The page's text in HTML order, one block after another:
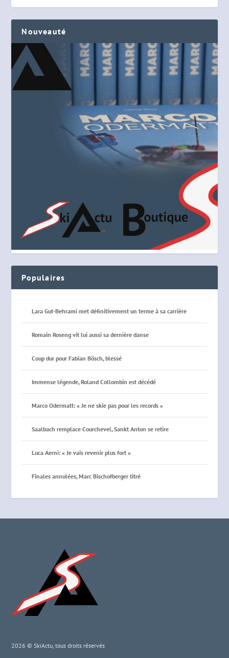
Nouveauté
Populaires
Lara Gut-Behrami met définitivement un terme à sa carrière
Romain Roseng vit lui aussi sa dernière danse
Coup dur pour Fabian Bösch, blessé
Immense légende, Roland Collombin est décédé
Marco Odermatt: « Je ne skie pas pour les records »
Saalbach remplace Courchevel, Sankt Anton se retire
Luca Aerni: « Je vais revenir plus fort »
Finales annulées, Marc Bischofberger titré
2026 © SkiActu, tous droits réservés